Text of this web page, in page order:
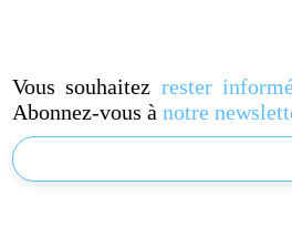
Vous souhaitez rester
Abonnez-vous ànotre